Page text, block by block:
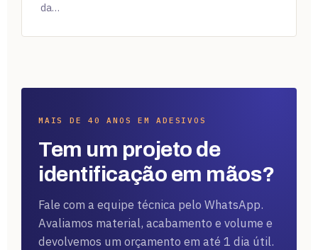
da…
MAIS DE 40 ANOS EM ADESIVOS
Tem um projeto de
identificação em mãos?
Fale com a equipe técnica pelo WhatsApp.
Avaliamos material, acabamento e volume e
devolvemos um orçamento em até 1 dia útil.